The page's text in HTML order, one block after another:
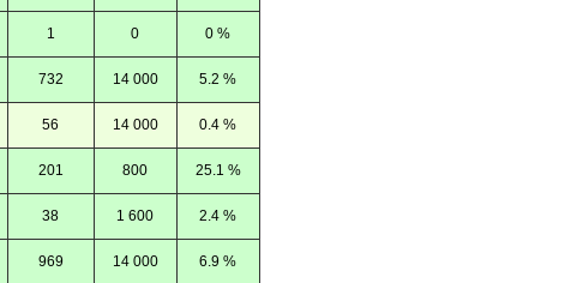
1 0 0 %
732 14 000 5.2 %
56 14 000 0.4 %
201 800 25.1 %
38 1 600 2.4 %
969 14 000 6.9 %